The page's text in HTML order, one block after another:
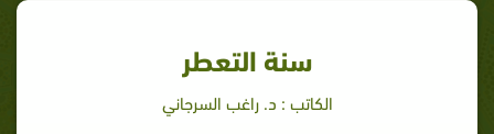
سنة التعطر
الكاتب : د. راغب السرجاني